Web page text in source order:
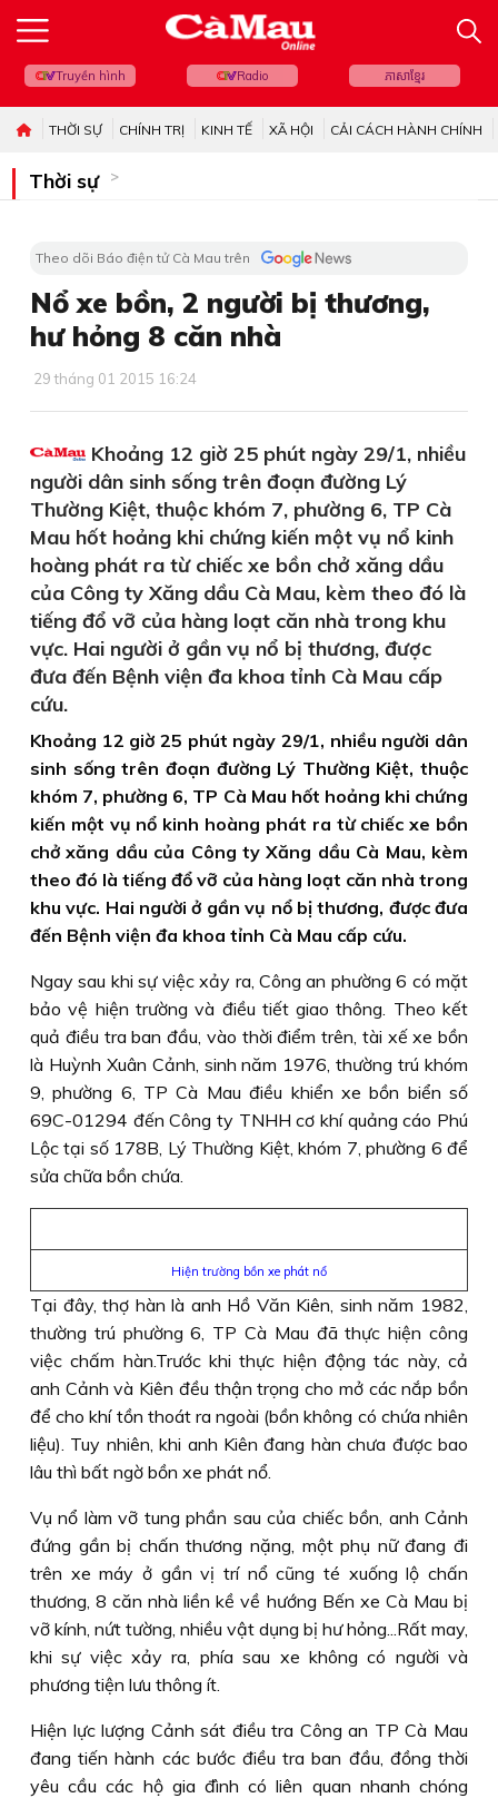
Truyền hình Radio ភាសាខ្មែរ
THỜI SỰ CHÍNH TRỊ KINH TẾ XÃ HỘI CẢI CÁCH HÀNH CHÍNH
Thời sự
Theo dõi Báo điện tử Cà Mau trên
Nổ xe bồn, 2 người bị thương,
hư hỏng 8 căn nhà
29 tháng 01 2015 16:24
Khoảng 12 giờ 25 phút ngày 29/1, nhiều
người dân sinh sống trên đoạn đường Lý
Thường Kiệt, thuộc khóm 7, phường 6, TP Cà
Mau hốt hoảng khi chứng kiến một vụ nổ kinh
hoàng phát ra từ chiếc xe bồn chở xăng dầu
của Công ty Xăng dầu Cà Mau, kèm theo đó là
tiếng đổ vỡ của hàng loạt căn nhà trong khu
vực. Hai người ở gần vụ nổ bị thương, được
đưa đến Bệnh viện đa khoa tỉnh Cà Mau cấp
cứu.
Khoảng 12 giờ 25 phút ngày 29/1, nhiều người dân
sinh sống trên đoạn đường Lý Thường Kiệt, thuộc
khóm 7, phường 6, TP Cà Mau hốt hoảng khi chứng
kiến một vụ nổ kinh hoàng phát ra từ chiếc xe bồn
chở xăng dầu của Công ty Xăng dầu Cà Mau, kèm
theo đó là tiếng đổ vỡ của hàng loạt căn nhà trong
khu vực. Hai người ở gần vụ nổ bị thương, được đưa
đến Bệnh viện đa khoa tỉnh Cà Mau cấp cứu.
Ngay sau khi sự việc xảy ra, Công an phường 6 có mặt
bảo vệ hiện trường và điều tiết giao thông. Theo kết
quả điều tra ban đầu, vào thời điểm trên, tài xế xe bồn
là Huỳnh Xuân Cảnh, sinh năm 1976, thường trú khóm
9, phường 6, TP Cà Mau điều khiển xe bồn biển số
69C-01294 đến Công ty TNHH cơ khí quảng cáo Phú
Lộc tại số 178B, Lý Thường Kiệt, khóm 7, phường 6 để
sửa chữa bồn chứa.
Hiện trường bồn xe phát nổ
Tại đây, thợ hàn là anh Hồ Văn Kiên, sinh năm 1982,
thường trú phường 6, TP Cà Mau đã thực hiện công
việc chấm hàn.Trước khi thực hiện động tác này, cả
anh Cảnh và Kiên đều thận trọng cho mở các nắp bồn
để cho khí tồn thoát ra ngoài (bồn không có chứa nhiên
liệu). Tuy nhiên, khi anh Kiên đang hàn chưa được bao
lâu thì bất ngờ bồn xe phát nổ.
Vụ nổ làm vỡ tung phần sau của chiếc bồn, anh Cảnh
đứng gần bị chấn thương nặng, một phụ nữ đang đi
trên xe máy ở gần vị trí nổ cũng té xuống lộ chấn
thương, 8 căn nhà liền kề về hướng Bến xe Cà Mau bị
vỡ kính, nứt tường, nhiều vật dụng bị hư hỏng...Rất may,
khi sự việc xảy ra, phía sau xe không có người và
phương tiện lưu thông ít.
Hiện lực lượng Cảnh sát điều tra Công an TP Cà Mau
đang tiến hành các bước điều tra ban đầu, đồng thời
yêu cầu các hộ gia đình có liên quan nhanh chóng